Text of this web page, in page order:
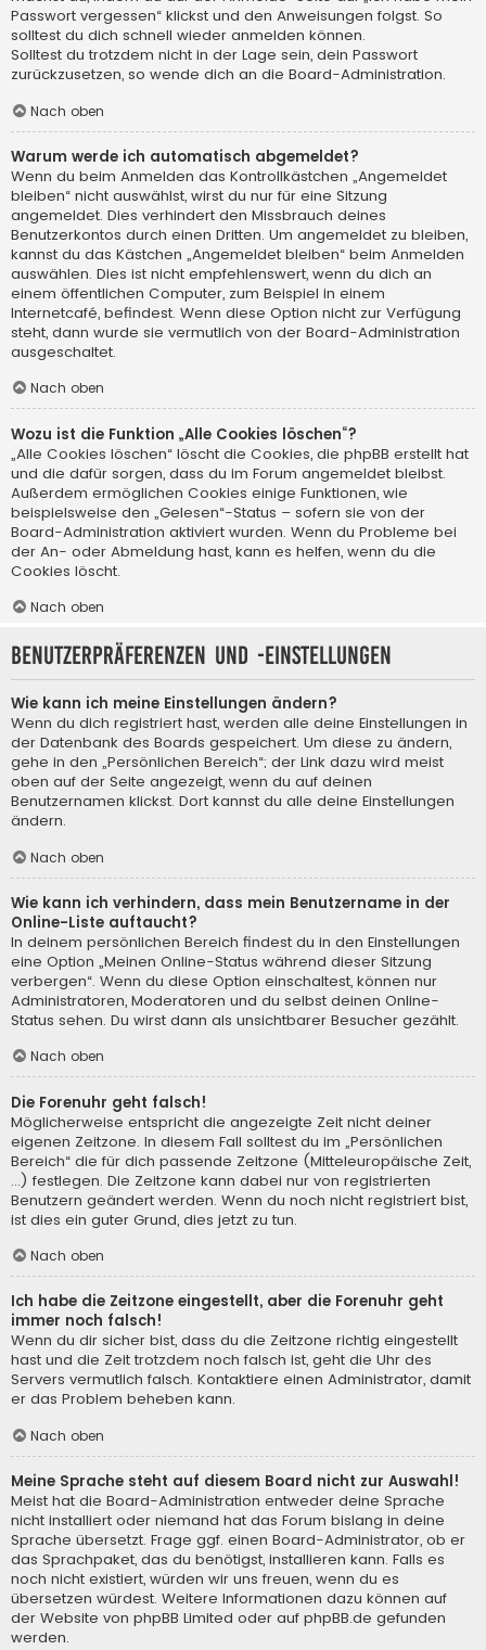
Passwort vergessen“ klickst und den Anweisungen folgst. So
solltest du dich schnell wieder anmelden können.
Solltest du trotzdem nicht in der Lage sein, dein Passwort
zurückzusetzen, so wende dich an die Board-Administration.
Nach oben
Warum werde ich automatisch abgemeldet?
Wenn du beim Anmelden das Kontrollkästchen „Angemeldet
bleiben“ nicht auswählst, wirst du nur für eine Sitzung
angemeldet. Dies verhindert den Missbrauch deines
Benutzerkontos durch einen Dritten. Um angemeldet zu bleiben,
kannst du das Kästchen „Angemeldet bleiben“ beim Anmelden
auswählen. Dies ist nicht empfehlenswert, wenn du dich an
einem öffentlichen Computer, zum Beispiel in einem
Internetcafé, befindest. Wenn diese Option nicht zur Verfügung
steht, dann wurde sie vermutlich von der Board-Administration
ausgeschaltet.
Nach oben
Wozu ist die Funktion „Alle Cookies löschen“?
„Alle Cookies löschen“ löscht die Cookies, die phpBB erstellt hat
und die dafür sorgen, dass du im Forum angemeldet bleibst.
Außerdem ermöglichen Cookies einige Funktionen, wie
beispielsweise den „Gelesen“-Status – sofern sie von der
Board-Administration aktiviert wurden. Wenn du Probleme bei
der An- oder Abmeldung hast, kann es helfen, wenn du die
Cookies löscht.
Nach oben
Benutzerpräferenzen und -einstellungen
Wie kann ich meine Einstellungen ändern?
Wenn du dich registriert hast, werden alle deine Einstellungen in
der Datenbank des Boards gespeichert. Um diese zu ändern,
gehe in den „Persönlichen Bereich“; der Link dazu wird meist
oben auf der Seite angezeigt, wenn du auf deinen
Benutzernamen klickst. Dort kannst du alle deine Einstellungen
ändern.
Nach oben
Wie kann ich verhindern, dass mein Benutzername in der
Online-Liste auftaucht?
In deinem persönlichen Bereich findest du in den Einstellungen
eine Option „Meinen Online-Status während dieser Sitzung
verbergen“. Wenn du diese Option einschaltest, können nur
Administratoren, Moderatoren und du selbst deinen Online-
Status sehen. Du wirst dann als unsichtbarer Besucher gezählt.
Nach oben
Die Forenuhr geht falsch!
Möglicherweise entspricht die angezeigte Zeit nicht deiner
eigenen Zeitzone. In diesem Fall solltest du im „Persönlichen
Bereich“ die für dich passende Zeitzone (Mitteleuropäische Zeit,
...) festlegen. Die Zeitzone kann dabei nur von registrierten
Benutzern geändert werden. Wenn du noch nicht registriert bist,
ist dies ein guter Grund, dies jetzt zu tun.
Nach oben
Ich habe die Zeitzone eingestellt, aber die Forenuhr geht
immer noch falsch!
Wenn du dir sicher bist, dass du die Zeitzone richtig eingestellt
hast und die Zeit trotzdem noch falsch ist, geht die Uhr des
Servers vermutlich falsch. Kontaktiere einen Administrator, damit
er das Problem beheben kann.
Nach oben
Meine Sprache steht auf diesem Board nicht zur Auswahl!
Meist hat die Board-Administration entweder deine Sprache
nicht installiert oder niemand hat das Forum bislang in deine
Sprache übersetzt. Frage ggf. einen Board-Administrator, ob er
das Sprachpaket, das du benötigst, installieren kann. Falls es
noch nicht existiert, würden wir uns freuen, wenn du es
übersetzen würdest. Weitere Informationen dazu können auf
der Website von phpBB Limited oder auf phpBB.de gefunden
werden.